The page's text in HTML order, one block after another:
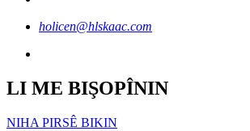
holicen@hlskaac.com
LI ME BIŞOPÎNIN
NIHA PIRSÊ BIKIN